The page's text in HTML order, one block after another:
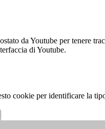
da Youtube per tenere
di Youtube.
cookie per identificare la